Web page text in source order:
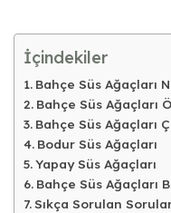
İçindekiler
Bahçe Süs Ağaçları
Bahçe Süs Ağaçları
Bahçe Süs Ağaçları
Bodur Süs Ağaçları
Yapay Süs Ağaçları
Bahçe Süs Ağaçları
Sıkça Sorulan